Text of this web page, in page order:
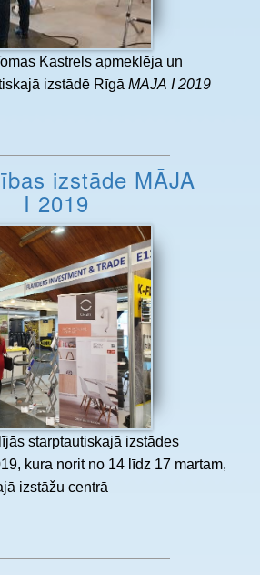
Kastrels apmeklēja un
izstādē Rīgā MĀJA I 2019
izstāde MĀJA
I 2019
starptautiskajā izstādes
kura norit no 14 līdz 17 martam,
izstāžu centrā